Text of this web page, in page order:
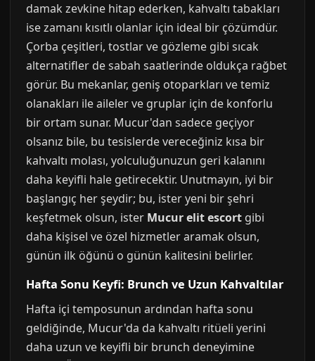
damak zevkine hitap ederken, kahvaltı tabakları
ise zamanı kısıtlı olanlar için ideal bir çözümdür.
Çorba çeşitleri, tostlar ve gözleme gibi sıcak
alternatifler de sabah saatlerinde oldukça rağbet
görür. Bu mekanlar, geniş otoparkları ve temiz
olanakları ile aileler ve gruplar için de konforlu
bir ortam sunar. Mucur'dan sadece geçiyor
olsanız bile, bu tesislerde vereceğiniz kısa bir
kahvaltı molası, yolculuğunuzun geri kalanını
daha keyifli hale getirecektir. Unutmayın, iyi bir
başlangıç her şeydir; bu, ister yeni bir şehri
keşfetmek olsun, ister Mucur elit escort gibi
daha kişisel ve özel hizmetler aramak olsun,
günün ilk öğünü o günün kalitesini belirler.
Hafta Sonu Keyfi: Brunch ve Uzun Kahvaltılar
Hafta içi temposunun ardından hafta sonu
geldiğinde, Mucur'da da kahvaltı ritüeli yerini
daha uzun ve keyifli bir brunch deneyimine